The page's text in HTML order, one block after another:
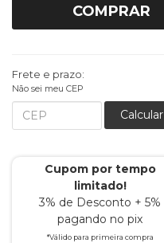
COMPRAR
Frete e prazo:
Não sei meu CEP
Calcular
Cupom por tempo
limitado!
3% de Desconto + 5%
pagando no pix
*Válido para primeira compra